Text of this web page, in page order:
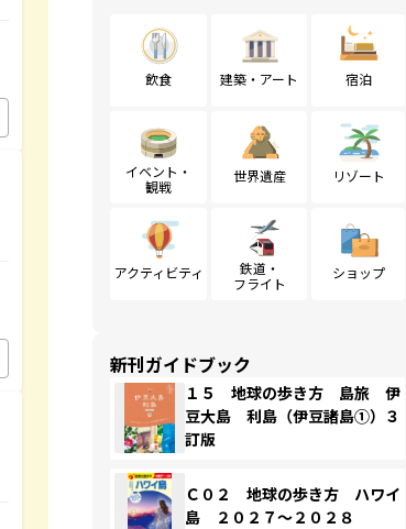
飲食 建築・アート 宿泊
イベント・
観戦
世界遺産 リゾート
アクティビティ
鉄道・
フライト
ショップ
新刊ガイドブック
１５ 地球の歩き方 島旅 伊
豆大島 利島（伊豆諸島①）３
訂版
Ｃ０２ 地球の歩き方 ハワイ
島 ２０２７～２０２８